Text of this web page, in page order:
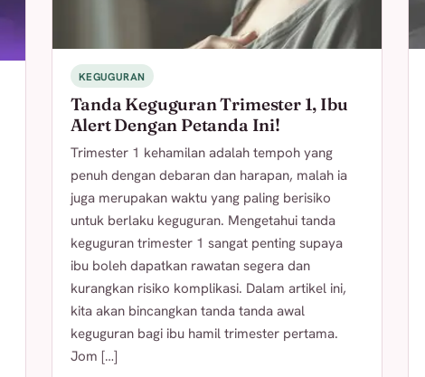
KEGUGURAN
Tanda Keguguran Trimester 1, Ibu
Alert Dengan Petanda Ini!
Trimester 1 kehamilan adalah tempoh yang
penuh dengan debaran dan harapan, malah ia
juga merupakan waktu yang paling berisiko
untuk berlaku keguguran. Mengetahui tanda
keguguran trimester 1 sangat penting supaya
ibu boleh dapatkan rawatan segera dan
kurangkan risiko komplikasi. Dalam artikel ini,
kita akan bincangkan tanda tanda awal
keguguran bagi ibu hamil trimester pertama.
Jom […]